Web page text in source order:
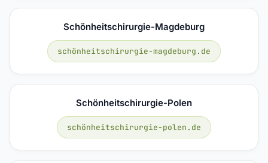
Schönheitschirurgie-Magdeburg
schönheitschirurgie-magdeburg.de
Schönheitschirurgie-Polen
schönheitschirurgie-polen.de